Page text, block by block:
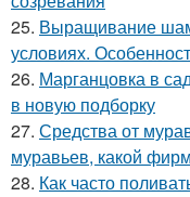
25. Выращивание
условиях.
26. Марганцовка в
в новую подборку
27. Средства от
муравьев, какой
28. Как часто